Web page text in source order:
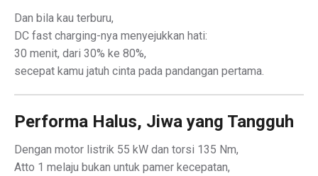
Dan bila kau terburu,
DC fast charging-nya menyejukkan hati:
30 menit, dari 30% ke 80%,
secepat kamu jatuh cinta pada pandangan pertama.
Performa Halus, Jiwa yang Tangguh
Dengan motor listrik 55 kW dan torsi 135 Nm,
Atto 1 melaju bukan untuk pamer kecepatan,